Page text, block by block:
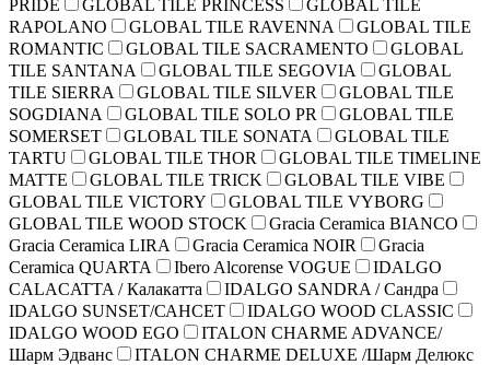
PRIDE
GLOBAL TILE PRINCESS
GLOBAL TILE
RAPOLANO
GLOBAL TILE RAVENNA
GLOBAL TILE
ROMANTIC
GLOBAL TILE SACRAMENTO
GLOBAL
TILE SANTANA
GLOBAL TILE SEGOVIA
GLOBAL
TILE SIERRA
GLOBAL TILE SILVER
GLOBAL TILE
SOGDIANA
GLOBAL TILE SOLO PR
GLOBAL TILE
SOMERSET
GLOBAL TILE SONATA
GLOBAL TILE
TARTU
GLOBAL TILE THOR
GLOBAL TILE TIMELINE
MATTE
GLOBAL TILE TRICK
GLOBAL TILE VIBE
GLOBAL TILE VICTORY
GLOBAL TILE VYBORG
GLOBAL TILE WOOD STOCK
Gracia Ceramica BIANCO
Gracia Ceramica LIRA
Gracia Ceramica NOIR
Gracia
Ceramica QUARTA
Ibero Alcorense VOGUE
IDALGO
CALACATTA / Калакатта
IDALGO SANDRA / Сандра
IDALGO SUNSET/САНСЕТ
IDALGO WOOD CLASSIC
IDALGO WOOD EGO
ITALON CHARME ADVANCE/
Шарм Эдванс
ITALON CHARME DELUXE /Шарм Делюкс